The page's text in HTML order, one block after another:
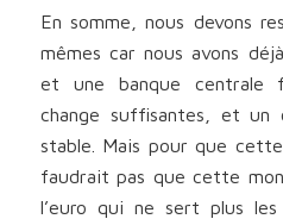
En somme, nous devons
mêmes car nous avons
et une banque centrale
change suffisantes, et un
stable. Mais pour que
faudrait pas que cette
l’euro qui ne sert plus